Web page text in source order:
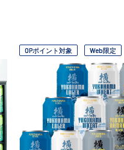
OPポイント対象 Web限定